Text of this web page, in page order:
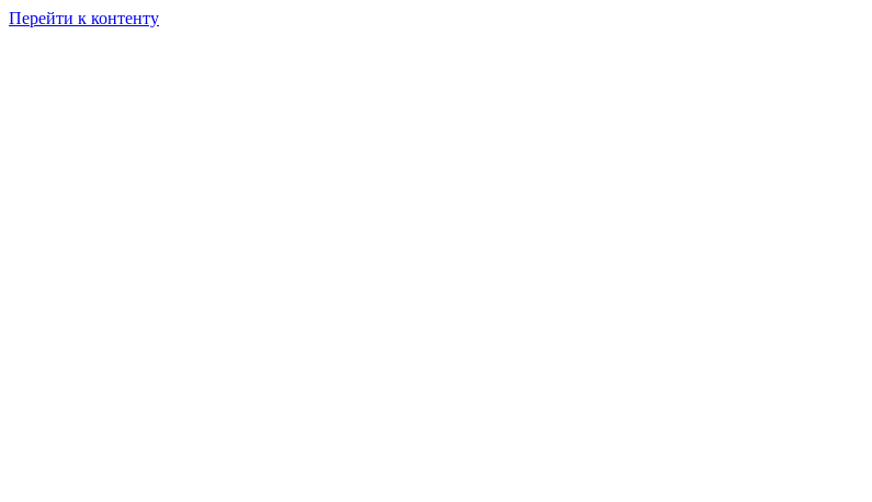
Перейти к контенту